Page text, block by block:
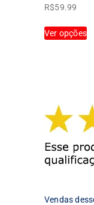
R$59.99
Ver opções
Vendas